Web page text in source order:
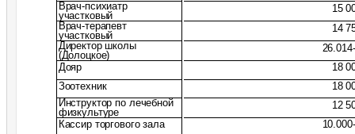
Врач-психиатр
участковый
15
Врач-терапевт
участковый
14
Директор школы
(Долоцкое)
Дояр
18
Зоотехник
18
Инструктор по лечебной
физкультуре
12
Кассир торгового зала